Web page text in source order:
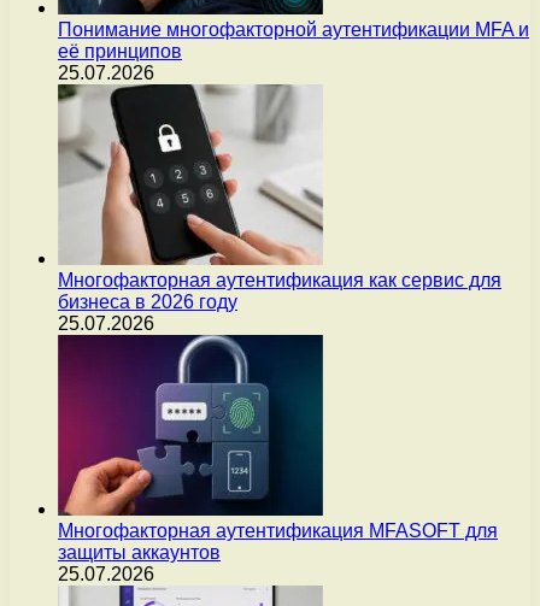
Понимание многофакторной аутентификации MFA и
её принципов
25.07.2026
Многофакторная аутентификация как сервис для
бизнеса в 2026 году
25.07.2026
Многофакторная аутентификация MFASOFT для
защиты аккаунтов
25.07.2026